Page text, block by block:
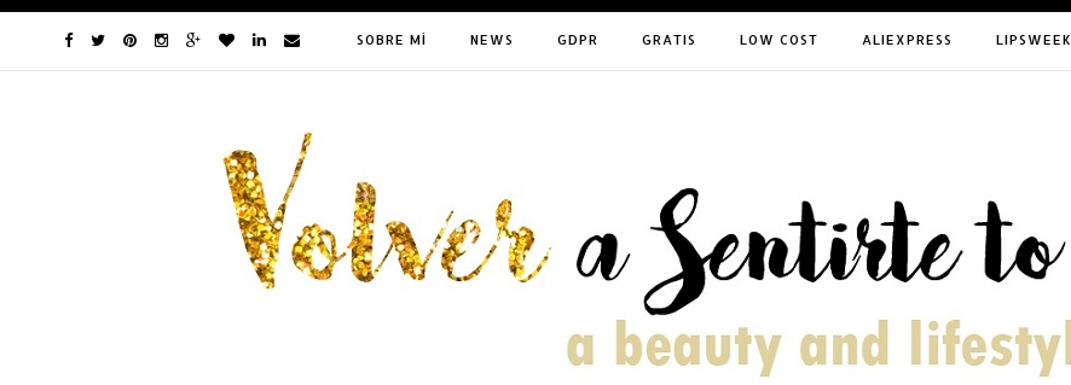
SOBRE MÍ NEWS GDPR GRATIS LOW COST ALIEXPRESS LIPSWEEK